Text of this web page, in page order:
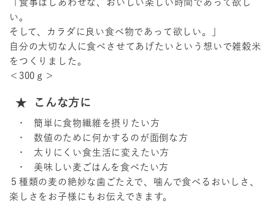
「食事はしあわせな、おいしい楽しい時間であって欲し
い。
そして、カラダに良い食べ物であって欲しい。」
自分の大切な人に食べさせてあげたいという想いで雑穀米
をつくりました。
＜300ｇ＞
こんな方に
簡単に食物繊維を摂りたい方
数値のために何かするのが面倒な方
太りにくい食生活に変えたい方
美味しい麦ごはんを食べたい方
５種類の麦の絶妙な歯ごたえで、噛んで食べるおいしさ、
楽しさをお子様にもお伝えできます。